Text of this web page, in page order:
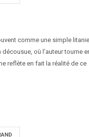
comme une simple
où l’auteur tourne
reflète en fait la réalité de ce